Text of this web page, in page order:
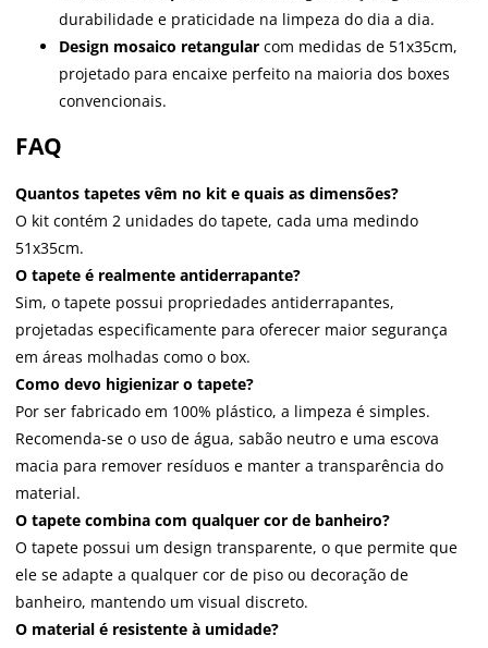
durabilidade e praticidade na limpeza do dia a dia.
Design mosaico retangular com medidas de 51x35cm,
projetado para encaixe perfeito na maioria dos boxes
convencionais.
FAQ
Quantos tapetes vêm no kit e quais as dimensões?
O kit contém 2 unidades do tapete, cada uma medindo
51x35cm.
O tapete é realmente antiderrapante?
Sim, o tapete possui propriedades antiderrapantes,
projetadas especificamente para oferecer maior segurança
em áreas molhadas como o box.
Como devo higienizar o tapete?
Por ser fabricado em 100% plástico, a limpeza é simples.
Recomenda-se o uso de água, sabão neutro e uma escova
macia para remover resíduos e manter a transparência do
material.
O tapete combina com qualquer cor de banheiro?
O tapete possui um design transparente, o que permite que
ele se adapte a qualquer cor de piso ou decoração de
banheiro, mantendo um visual discreto.
O material é resistente à umidade?